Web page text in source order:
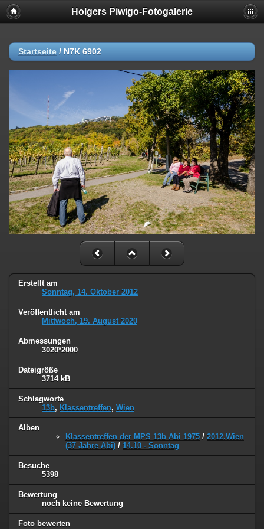
Holgers Piwigo-Fotogalerie
Startseite / N7K 6902
Erstellt am
Sonntag, 14. Oktober 2012
Veröffentlicht am
Mittwoch, 19. August 2020
Abmessungen
3020*2000
Dateigröße
3714 kB
Schlagworte
13b, Klassentreffen, Wien
Alben
Klassentreffen der MPS 13b Abi 1975 / 2012.Wien
(37 Jahre Abi) / 14.10 - Sonntag
Besuche
5398
Bewertung
noch keine Bewertung
Foto bewerten